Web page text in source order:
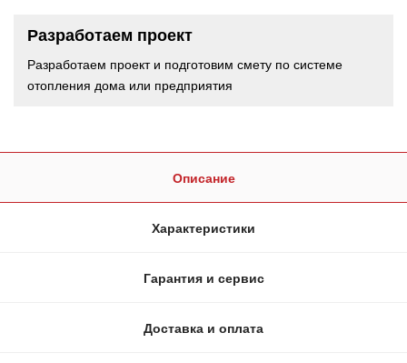
Разработаем проект
Разработаем проект и подготовим смету по системе
отопления дома или предприятия
Описание
Характеристики
Гарантия и сервис
Доставка и оплата